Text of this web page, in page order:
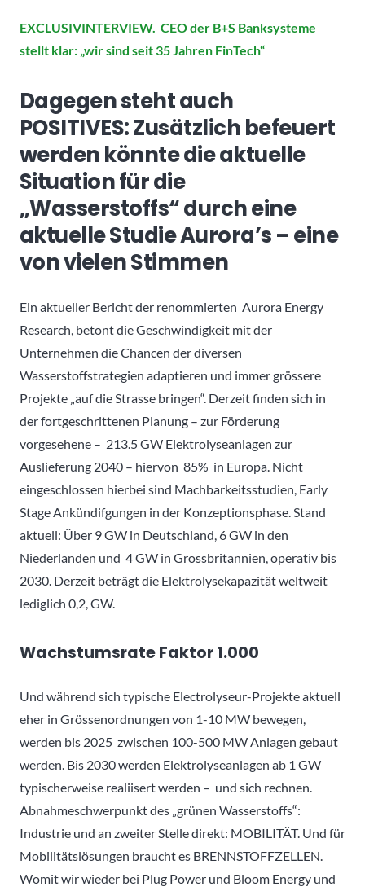
EXCLUSIVINTERVIEW. CEO der B+S Banksysteme
stellt klar: „wir sind seit 35 Jahren FinTech“
Dagegen steht auch
POSITIVES: Zusätzlich befeuert
werden könnte die aktuelle
Situation für die
„Wasserstoffs“ durch eine
aktuelle Studie Aurora’s – eine
von vielen Stimmen
Ein aktueller Bericht der renommierten Aurora Energy
Research, betont die Geschwindigkeit mit der
Unternehmen die Chancen der diversen
Wasserstoffstrategien adaptieren und immer grössere
Projekte „auf die Strasse bringen“. Derzeit finden sich in
der fortgeschrittenen Planung – zur Förderung
vorgesehene – 213.5 GW Elektrolyseanlagen zur
Auslieferung 2040 – hiervon 85% in Europa. Nicht
eingeschlossen hierbei sind Machbarkeitsstudien, Early
Stage Ankündifgungen in der Konzeptionsphase. Stand
aktuell: Über 9 GW in Deutschland, 6 GW in den
Niederlanden und 4 GW in Grossbritannien, operativ bis
2030. Derzeit beträgt die Elektrolysekapazität weltweit
lediglich 0,2, GW.
Wachstumsrate Faktor 1.000
Und während sich typische Electrolyseur-Projekte aktuell
eher in Grössenordnungen von 1-10 MW bewegen,
werden bis 2025 zwischen 100-500 MW Anlagen gebaut
werden. Bis 2030 werden Elektrolyseanlagen ab 1 GW
typischerweise realiisert werden – und sich rechnen.
Abnahmeschwerpunkt des „grünen Wasserstoffs“:
Industrie und an zweiter Stelle direkt: MOBILITÄT. Und für
Mobilitätslösungen braucht es BRENNSTOFFZELLEN.
Womit wir wieder bei Plug Power und Bloom Energy und